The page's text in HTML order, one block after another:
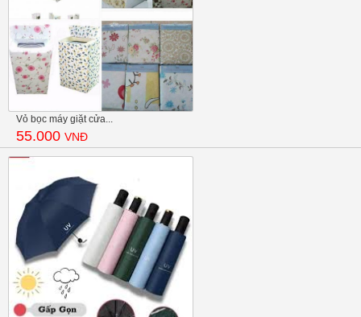
Vỏ bọc máy giặt cửa...
55.000 VNĐ